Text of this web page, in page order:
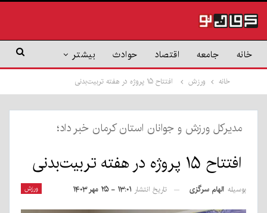
خانه جامعه اقتصاد حوادث بیشتر
خانه ورزش افتتاح ۱۵ پروژه در هفته تربیت‌بدنی
مدیرکل ورزش و جوانان استان کرمان خبر داد؛
افتتاح ۱۵ پروژه در هفته تربیت‌بدنی
ورزش بوسیله الهام سرگزی تاریخ انتشار ۱۳:۰۱ - ۲۵ مهر ۱۴۰۳